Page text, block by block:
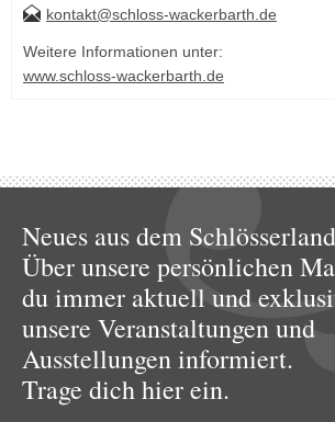
kontakt@schloss-wackerbarth.de
Weitere Informationen unter:
www.schloss-wackerbarth.de
Neues aus dem
Über unsere persönlichen
du immer aktuell und
unsere Veranstaltungen und
Ausstellungen informiert.
Trage dich hier ein.